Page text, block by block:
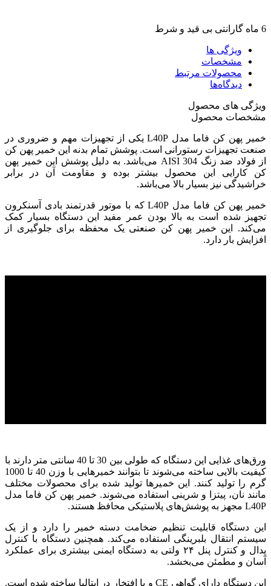
6 ماه گارانتی بی قید و شرط
ویژگی ها
مشخصات
محصولات مرتبط
دیدگاه‌ها
ویژگی های محصول
مشخصات محصول
خمیر پهن کن فاما مدل L40P یکی از تجهیزات مهم و ضروری در
صنعت تجهیزات رستورانی است. پوشش تمام بدنه این خمیر پهن کن
از فولاد ضد زنگ AISI 304 می‌باشد. به دلیل پوشش این خمیر پهن
کن کارایی این محصول بیشتر بوده و مقاومت آن در برابر
خراشیدگی نیز بسیار بالا می‌باشد.
خمیر پهن کن فاما مدل L40P که با موتور قدرتمند بادی آسنکرون
تجهیز شده است به بالا بودن عمر مفید این دستگاه بسیار کمک
می‌کند. این خمیر پهن کن صنعتی یک محفظه برای جلوگیری از
افزایش بار دارد.
ورق‌های غذایی این دستگاه که طولی بین 30 تا 40 سانتی متر دارند با
کیفیت بالایی ساخته می‌شوند تا بتوانند خمیرهایی با وزن 40 تا 1000
گرم را تولید کنند. این خمیرها تولید شده برای محصولات مختلف
مانند نان، پیتزا و شرینی استفاده می‌شوند. خمیر پهن کن فاما مدل
L40P مجهز به پوشش‌های پلاستیکی محافظ هستند.
این دستگاه قابلیت تنظیم ضخامت دسته خمیر را دارد و از یک
سیستم انتقال بلبرینگی استفاده می‌کند. همچنین دستگاه با کنترل
پدال و کنترل پنل ۲۴ ولتی به دستگاه ایمنی بیشتری برای عملکرد
آسان و مطمئن می‌بخشد.
این دستگاه دارای گواهی CE و با افتخار در ایتالیا ساخته شده است.